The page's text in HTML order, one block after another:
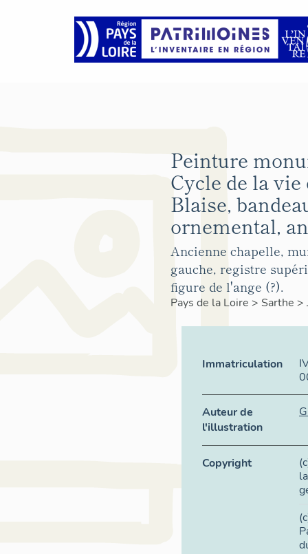
Peinture
Cycle de la vie
Blaise,
ornemental,
Ancienne chapelle,
gauche, registre
figure de l'ange (?).
Pays de la Loire > Sarthe >
Immatriculation
Auteur de
l'illustration
Copyright